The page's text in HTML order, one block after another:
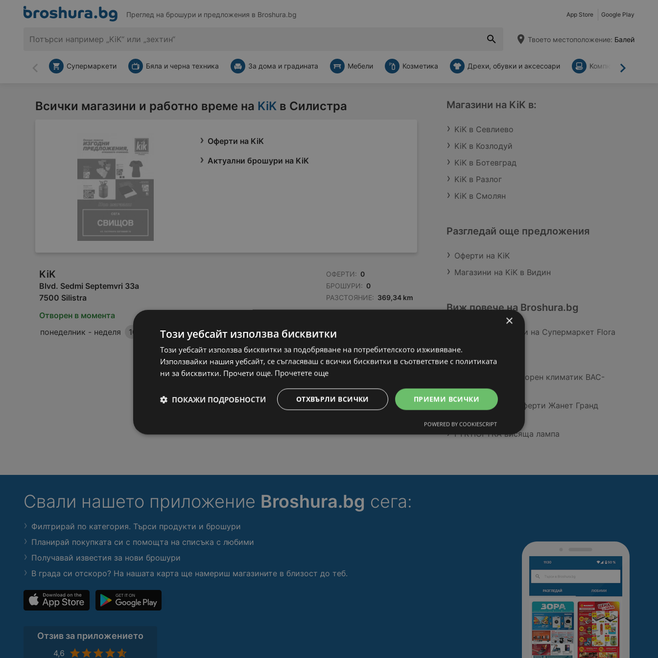
Преглед на брошури и предложения в Broshura.bg App Store Google Play
Твоето местоположение: Балей
Назад Напред
Супермаркети Бяла и черна техника За дома и градината Мебели Козметика Дрехи, обувки и аксесоари Компютри и
Всички магазини и работно време на KiK в Силистра
Оферти на KiK
Актуални брошури на KiK
KiK
Blvd. Sedmi Septemvri 33a
7500 Silistra
ОФЕРТИ: 0
БРОШУРИ: 0
РАЗСТОЯНИЕ: 369,34 km
Отворен в момента
понеделник - неделя
10:00 20:00
Магазини на KiK в:
KiK в Севлиево
KiK в Козлодуй
KiK в Ботевград
KiK в Разлог
KiK в Смолян
Разгледай още предложения
Оферти на KiK
Магазини на KiK в Видин
Виж повече на Broshura.bg
Актуални брошури на Супермаркет Flora
Kühne Дресинг
Bravissimo Инверторен климатик BAC-
120CA
Покажи всички оферти Жанет Гранд
FYRTIOFYRA висяща лампа
Свали нашето приложение Broshura.bg сега:
Филтрирай по категория. Търси продукти и брошури
Планирай покупката си с помощта на списъка с любими
Получавай известия за нови брошури
В града си отскоро? На нашата карта ще намериш магазините в близост до теб.
Отзив за приложението
4,6
×
Този уебсайт използва бисквитки
Този уебсайт използва бисквитки за подобряване на потребителското изживяване.
Използвайки нашия уебсайт, се съгласяваш с всички бисквитки в съответствие с политиката
ни за бисквитки. Прочети още. Прочетете още
ПРИЕМИ ВСИЧКИ
ОТХВЪРЛИ ВСИЧКИ
ПОКАЖИ ПОДРОБНОСТИ
POWERED BY COOKIESCRIPT